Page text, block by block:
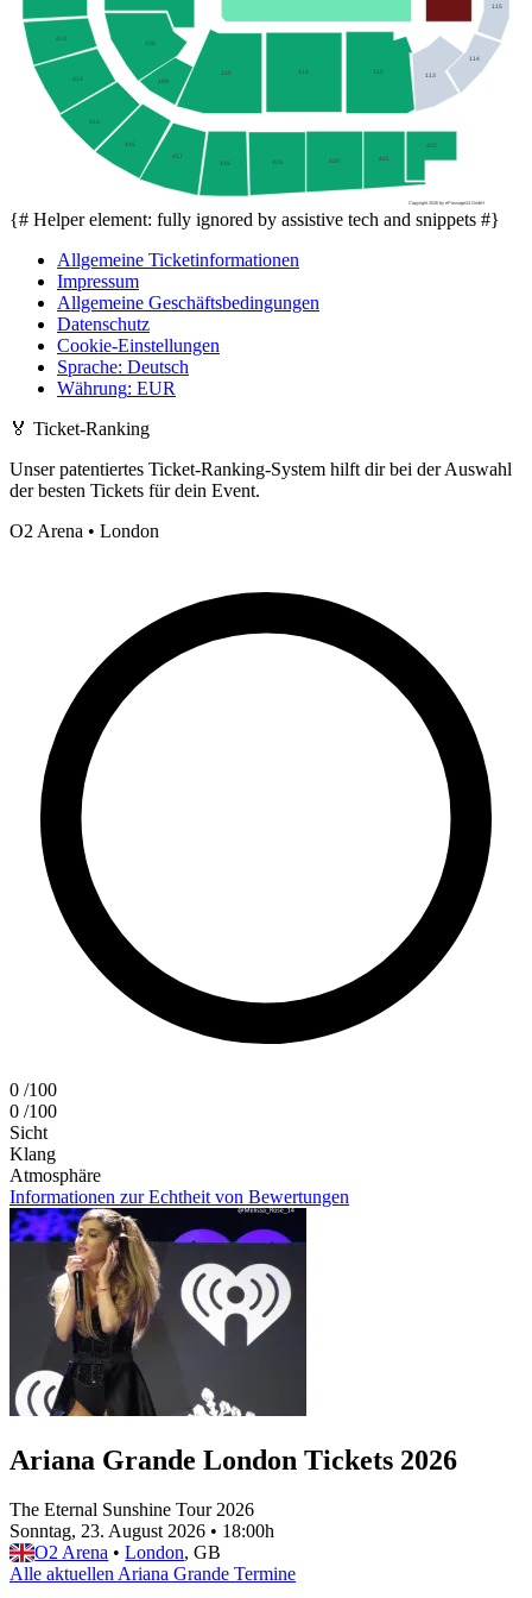
422
421
420
419
418
417
416
415
414
413
115
114
113
112
110
109
108
Copyright 2026 by ePassage24 GmbH
{# Helper element: fully ignored by assistive tech and snippets #}
Allgemeine Ticketinformationen
Impressum
Allgemeine Geschäftsbedingungen
Datenschutz
Cookie-Einstellungen
Sprache: Deutsch
Währung: EUR
🏅 Ticket-Ranking
Unser patentiertes Ticket-Ranking-System hilft dir bei der Auswahl
der besten Tickets für dein Event.
O2 Arena • London
0 /100
0 /100
Sicht
Klang
Atmosphäre
Informationen zur Echtheit von Bewertungen
Ariana Grande London Tickets 2026
The Eternal Sunshine Tour 2026
Sonntag, 23. August 2026 • 18:00h
O2 Arena • London, GB
Alle aktuellen Ariana Grande Termine